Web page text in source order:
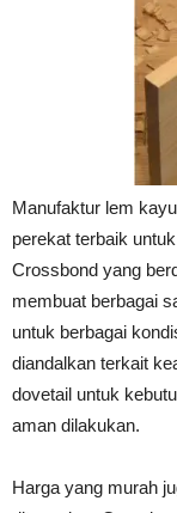
Manufaktur lem
perekat terbaik
Crossbond yang
membuat berbagai
untuk berbagai
diandalkan terkait
dovetail untuk
aman dilakukan.
Harga yang murah